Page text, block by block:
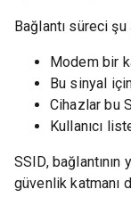
Bağlantı süreci
Modem bir
Bu sinyal
Cihazlar bu
Kullanıcı
SSID,
güvenlik katmanı